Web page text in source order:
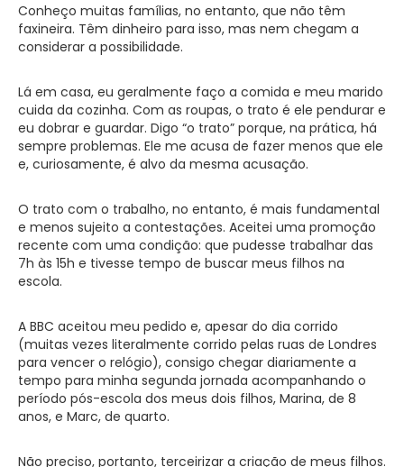
Conheço muitas famílias, no entanto, que não têm
faxineira. Têm dinheiro para isso, mas nem chegam a
considerar a possibilidade.
Lá em casa, eu geralmente faço a comida e meu marido
cuida da cozinha. Com as roupas, o trato é ele pendurar e
eu dobrar e guardar. Digo “o trato” porque, na prática, há
sempre problemas. Ele me acusa de fazer menos que ele
e, curiosamente, é alvo da mesma acusação.
O trato com o trabalho, no entanto, é mais fundamental
e menos sujeito a contestações. Aceitei uma promoção
recente com uma condição: que pudesse trabalhar das
7h às 15h e tivesse tempo de buscar meus filhos na
escola.
A BBC aceitou meu pedido e, apesar do dia corrido
(muitas vezes literalmente corrido pelas ruas de Londres
para vencer o relógio), consigo chegar diariamente a
tempo para minha segunda jornada acompanhando o
período pós-escola dos meus dois filhos, Marina, de 8
anos, e Marc, de quarto.
Não preciso, portanto, terceirizar a criação de meus filhos.